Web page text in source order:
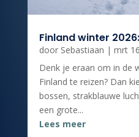
Finland winter
door Sebastiaan | mrt
Denk je eraan om in de
Finland te reizen? Dan
bossen, strakblauwe
een grote...
Lees meer